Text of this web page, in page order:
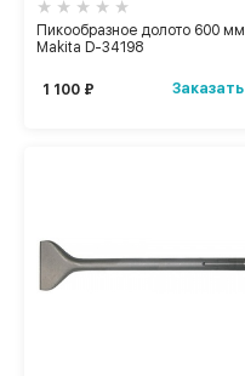
Пикообразное долото 600 мм
Makita D-34198
1 100 ₽ Заказать